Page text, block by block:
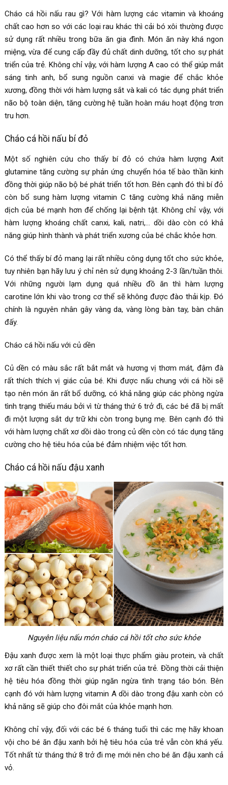
Cháo cá hồi nấu rau gì? Với hàm lượng các vitamin và khoáng
chất cao hơn so với các loại rau khác thì cải bó xôi thường được
sử dụng rất nhiều trong bữa ăn gia đình. Món ăn này khá ngon
miệng, vừa để cung cấp đầy đủ chất dinh dưỡng, tốt cho sự phát
triển của trẻ. Không chỉ vậy, với hàm lượng A cao có thể giúp mắt
sáng tinh anh, bổ sung nguồn canxi và magie để chắc khỏe
xương, đồng thời với hàm lượng sắt và kali có tác dụng phát triển
não bộ toàn diện, tăng cường hệ tuần hoàn máu hoạt động trơn
tru hơn.
Cháo cá hồi nấu bí đỏ
Một số nghiên cứu cho thấy bí đỏ có chứa hàm lượng Axit
glutamine tăng cường sự phản ứng chuyển hóa tế bào thần kinh
đồng thời giúp não bộ bé phát triển tốt hơn. Bên cạnh đó thì bí đỏ
còn bổ sung hàm lượng vitamin C tăng cường khả năng miễn
dịch của bé mạnh hơn để chống lại bệnh tật. Không chỉ vậy, với
hàm lượng khoáng chất canxi, kali, natri,… dồi dào còn có khả
năng giúp hình thành và phát triển xương của bé chắc khỏe hơn.
Có thể thấy bí đỏ mang lại rất nhiều công dụng tốt cho sức khỏe,
tuy nhiên bạn hãy lưu ý chỉ nên sử dụng khoảng 2-3 lần/tuần thôi.
Với những người lạm dụng quá nhiều đồ ăn thì hàm lượng
carotine lớn khi vào trong cơ thể sẽ không được đào thải kịp. Đó
chính là nguyên nhân gây vàng da, vàng lòng bàn tay, bàn chân
đấy.
Cháo cá hồi nấu với củ dền
Củ dền có màu sắc rất bắt mắt và hương vị thơm mát, đậm đà
rất thích thích vị giác của bé. Khi được nấu chung với cá hồi sẽ
tạo nên món ăn rất bổ dưỡng, có khả năng giúp các phòng ngừa
tình trạng thiếu máu bởi vì từ tháng thứ 6 trở đi, các bé đã bị mất
đi một lượng sắt dự trữ khi còn trong bụng mẹ. Bên cạnh đó thì
với hàm lượng chất xơ dồi dào trong củ dền còn có tác dụng tăng
cường cho hệ tiêu hóa của bé đảm nhiệm việc tốt hơn.
Cháo cá hồi nấu đậu xanh
Nguyên liệu nấu món cháo cá hồi tốt cho sức khỏe
Đậu xanh được xem là một loại thực phẩm giàu protein, và chất
xơ rất cần thiết thiết cho sự phát triển của trẻ. Đồng thời cải thiện
hệ tiêu hóa đồng thời giúp ngăn ngừa tình trạng táo bón. Bên
cạnh đó với hàm lượng vitamin A dồi dào trong đậu xanh còn có
khả năng sẽ giúp cho đôi mắt của khỏe mạnh hơn.
Không chỉ vậy, đối với các bé 6 tháng tuổi thì các mẹ hãy khoan
vội cho bé ăn đậu xanh bởi hệ tiêu hóa của trẻ vẫn còn khá yếu.
Tốt nhất từ tháng thứ 8 trở đi mẹ mới nên cho bé ăn đậu xanh cả
vỏ.